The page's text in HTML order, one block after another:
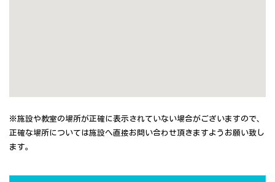
※施設や教室の場所が正確に表示されていない場合がございますので、
正確な場所については施設へ直接お問い合わせ頂きますようお願い致し
ます。